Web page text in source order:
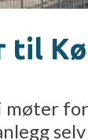
til
møter